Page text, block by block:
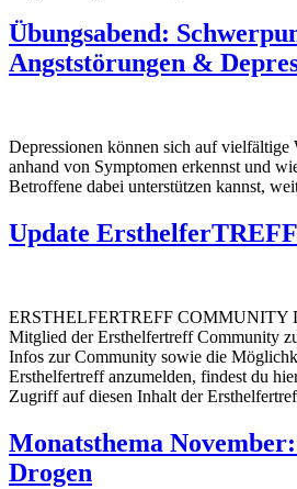
Übungsabend:
Angststörungen &
Depressionen können sich auf vielfältige
anhand von Symptomen erkennst und
Betroffene dabei unterstützen kannst,
Update
ERSTHELFERTREFF COMMUNITY
Mitglied der Ersthelfertreff Community
Infos zur Community sowie die
Ersthelfertreff anzumelden, findest du
Zugriff auf diesen Inhalt der
Monatsthema
Drogen